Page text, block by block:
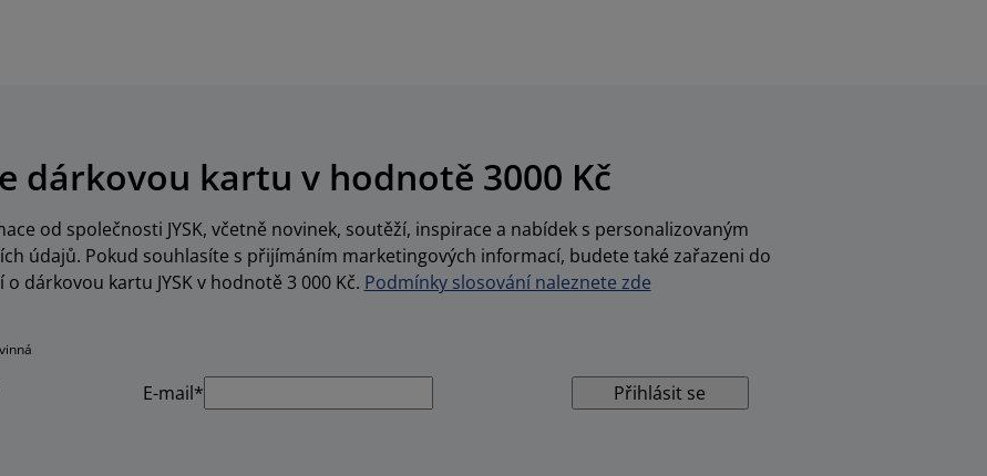
dárkovou kartu v hodnotě 3000 Kč
od společnosti JYSK, včetně novinek, soutěží, inspirace a nabídek s personalizovaným
údajů. Pokud souhlasíte s přijímáním marketingových informací, budete také zařazeni do
dárkovou kartu JYSK v hodnotě 3 000 Kč. Podmínky slosování naleznete zde
E-mail* Přihlásit se